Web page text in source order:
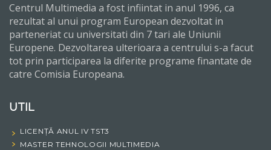
Centrul Multimedia a fost infiintat in anul 1996, ca
rezultat al unui program European dezvoltat in
parteneriat cu universitati din 7 tari ale Uniunii
Europene. Dezvoltarea ulterioara a centrului s-a facut
tot prin participarea la diferite programe finantate de
catre Comisia Europeana.
UTIL
LICENȚĂ ANUL IV TST3
MASTER TEHNOLOGII MULTIMEDIA